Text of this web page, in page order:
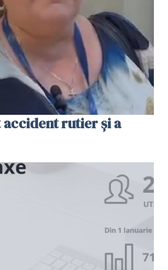
accident rutier și a